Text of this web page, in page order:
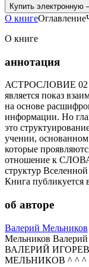
Купить электронную
О книгеОглавление
О книге
аннотация
АСТРОСЛОВИЕ 02 —
является показ
на основе
информации. Но
это
учении,
которые
отношение к
структур
Книга публикуется
об авторе
Валерий Мельников
Мельников
ВАЛЕРИЙ
МЕЛЬНИКОВ ^ ^ ^